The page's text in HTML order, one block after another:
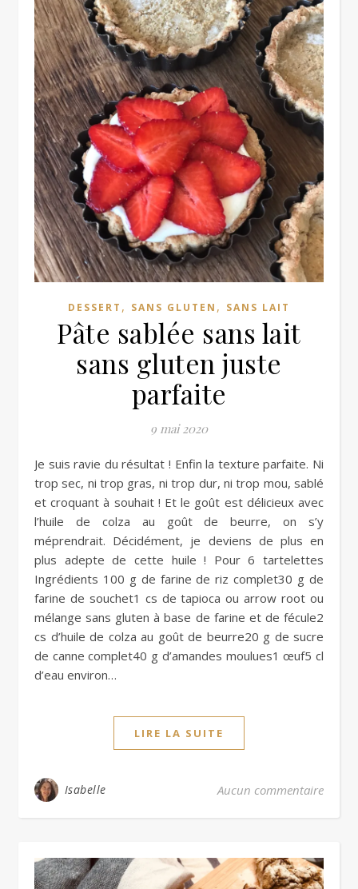
DESSERT , SANS GLUTEN , SANS LAIT
Pâte sablée sans lait
sans gluten juste
parfaite
9 mai 2020
Je suis ravie du résultat ! Enfin la texture parfaite. Ni
trop sec, ni trop gras, ni trop dur, ni trop mou, sablé
et croquant à souhait ! Et le goût est délicieux avec
l’huile de colza au goût de beurre, on s’y
méprendrait. Décidément, je deviens de plus en
plus adepte de cette huile ! Pour 6 tartelettes
Ingrédients 100 g de farine de riz complet30 g de
farine de souchet1 cs de tapioca ou arrow root ou
mélange sans gluten à base de farine et de fécule2
cs d’huile de colza au goût de beurre20 g de sucre
de canne complet40 g d’amandes moulues1 œuf5 cl
d’eau environ…
LIRE LA SUITE
Isabelle Aucun commentaire